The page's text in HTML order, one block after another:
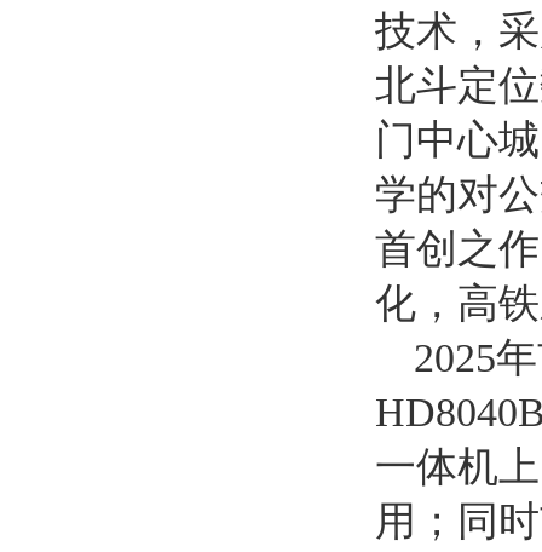
技术，
北斗定
门中心
学的对
首创之
化，高
2025
一体机
用；同